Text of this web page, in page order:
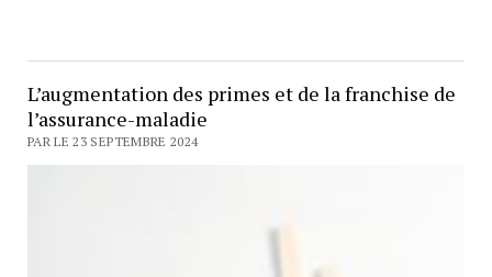
L’augmentation des primes et de la franchise de
l’assurance-maladie
PAR LE 23 SEPTEMBRE 2024